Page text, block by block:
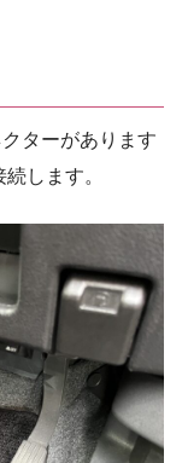
ターがあります
します。